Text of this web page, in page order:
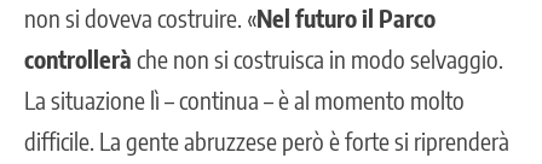
non si doveva costruire. «Nel futuro il Parco
controllerà che non si costruisca in modo selvaggio.
La situazione lì – continua – è al momento molto
difficile. La gente abruzzese però è forte si riprenderà